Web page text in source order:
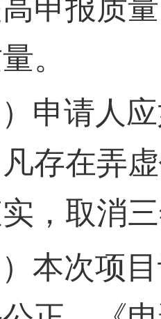
申报质
。
）申请人
存在弄
，取消
）本次项